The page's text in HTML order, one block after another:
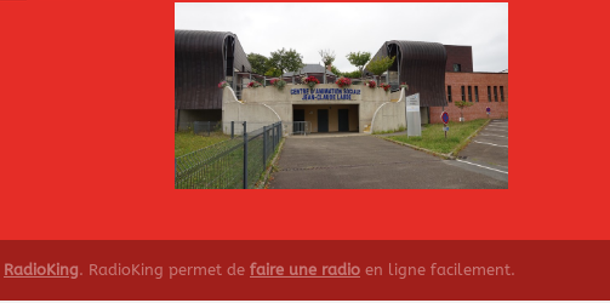
RadioKing. RadioKing permet de faire une radio en ligne facilement.